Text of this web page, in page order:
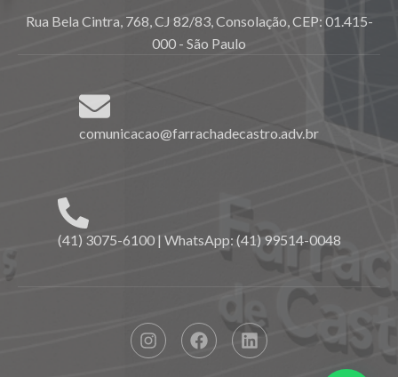
Rua Bela Cintra, 768, CJ 82/83, Consolação, CEP: 01.415-
000 - São Paulo
comunicacao@farrachadecastro.adv.br
(41) 3075-6100 | WhatsApp: (41) 99514-0048